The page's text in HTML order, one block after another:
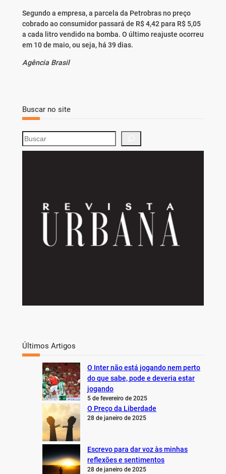
Segundo a empresa, a parcela da Petrobras no preço
cobrado ao consumidor passará de R$ 4,42 para R$ 5,05
a cada litro vendido na bomba. O último reajuste ocorreu
em 10 de maio, ou seja, há 39 dias.
Agência Brasil
Buscar no site
S
e
Últimos Artigos
O Inter não está jogando nem perto
do que sabe, pode e deveria estar
jogando
5 de fevereiro de 2025
O Preço da Liberdade
28 de janeiro de 2025
Escrevo para dar voz às minhas
reflexões e sentimentos
28 de janeiro de 2025